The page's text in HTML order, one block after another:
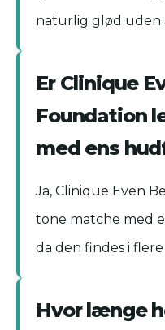
naturlig glød uden
Er Clinique
Foundation
med ens
Ja, Clinique Even
tone matche med
da den findes i
Hvor længe